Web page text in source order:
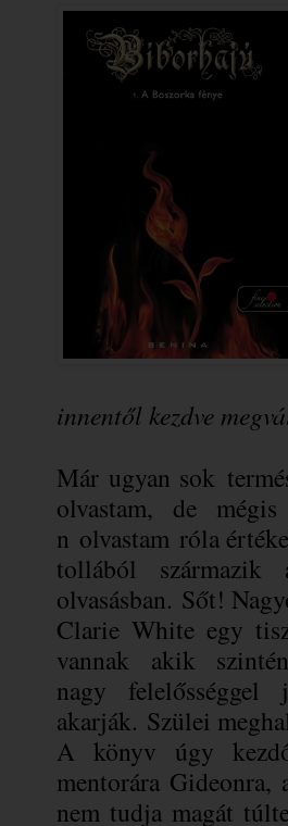
innentől kezdve
Már ugyan sok
olvastam, de
n olvastam róla
tollából
olvasásban. Sőt!
Clarie White egy
vannak akik
nagy
akarják. Szülei
A könyv úgy
mentorára Gideonra,
nem tudja magát